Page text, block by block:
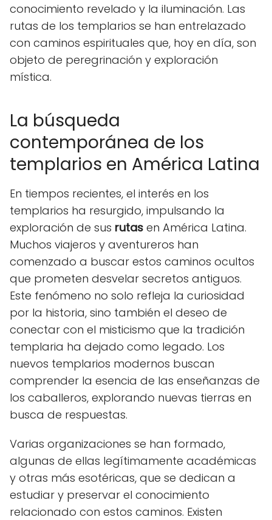
conocimiento revelado y la iluminación. Las
rutas de los templarios se han entrelazado
con caminos espirituales que, hoy en día, son
objeto de peregrinación y exploración
mística.
La búsqueda
contemporánea de los
templarios en América Latina
En tiempos recientes, el interés en los
templarios ha resurgido, impulsando la
exploración de sus rutas en América Latina.
Muchos viajeros y aventureros han
comenzado a buscar estos caminos ocultos
que prometen desvelar secretos antiguos.
Este fenómeno no solo refleja la curiosidad
por la historia, sino también el deseo de
conectar con el misticismo que la tradición
templaria ha dejado como legado. Los
nuevos templarios modernos buscan
comprender la esencia de las enseñanzas de
los caballeros, explorando nuevas tierras en
busca de respuestas.
Varias organizaciones se han formado,
algunas de ellas legítimamente académicas
y otras más esotéricas, que se dedican a
estudiar y preservar el conocimiento
relacionado con estos caminos. Existen